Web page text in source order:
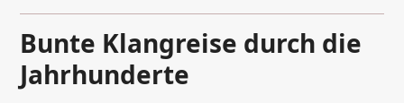
Bunte Klangreise durch die
Jahrhunderte